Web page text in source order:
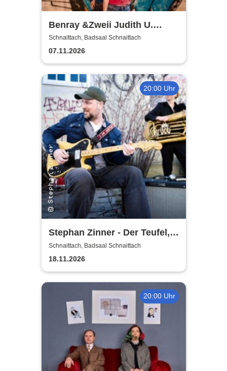
Benray &Zweii Judith U.
Miriam Geissler | Tradition,
Schlager und Pop
Schnaittach, Badsaal Schnaittach
07.11.2026
20:00 Uhr
Stephan Zinner - Der Teufel,
das Mädchen, der Blues und
ich
Schnaittach, Badsaal Schnaittach
18.11.2026
20:00 Uhr